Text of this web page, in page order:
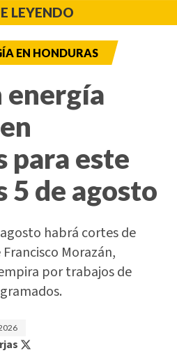
LEYENDO
EN HONDURAS
energía
para este
5 de agosto
habrá cortes de
Morazán,
por trabajos de